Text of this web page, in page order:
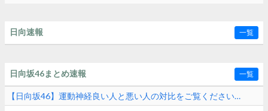
日向速報 一覧
日向坂46まとめ速報 一覧
【日向坂46】運動神経良い人と悪い人の対比をご覧ください…